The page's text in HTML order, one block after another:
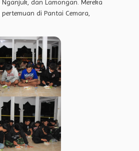
dan Lamongan. Mereka
di Pantai Cemara,